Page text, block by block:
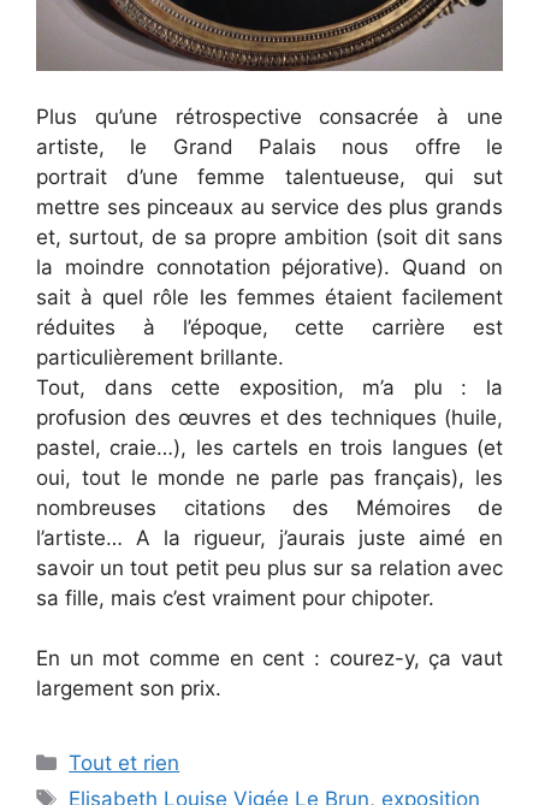
Plus qu’une rétrospective consacrée à une
artiste, le Grand Palais nous offre le
portrait d’une femme talentueuse, qui sut
mettre ses pinceaux au service des plus grands
et, surtout, de sa propre ambition (soit dit sans
la moindre connotation péjorative). Quand on
sait à quel rôle les femmes étaient facilement
réduites à l’époque, cette carrière est
particulièrement brillante.
Tout, dans cette exposition, m’a plu : la
profusion des œuvres et des techniques (huile,
pastel, craie…), les cartels en trois langues (et
oui, tout le monde ne parle pas français), les
nombreuses citations des Mémoires de
l’artiste… A la rigueur, j’aurais juste aimé en
savoir un tout petit peu plus sur sa relation avec
sa fille, mais c’est vraiment pour chipoter.
En un mot comme en cent : courez-y, ça vaut
largement son prix.
Categories
Tout et rien
Tags
Elisabeth Louise Vigée Le Brun, exposition